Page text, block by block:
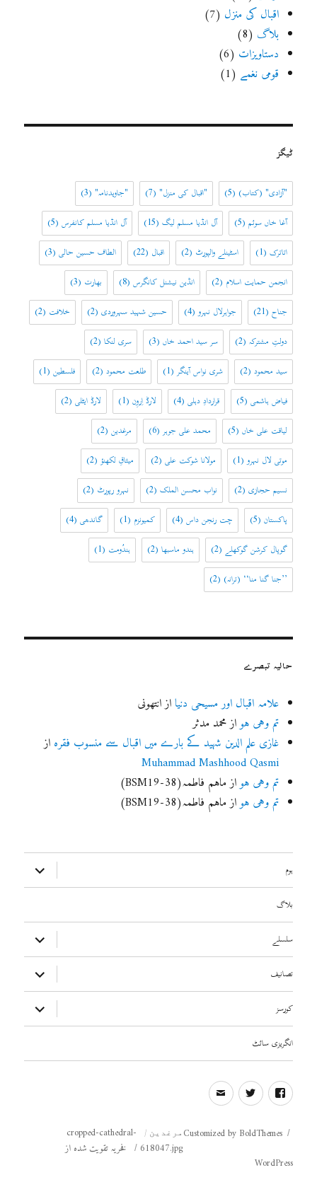
اقبال کی منزل (7)
بلاگ (8)
دستاویزات (6)
قومی نغمے (1)
ٹیگز
"آزادی" (کتاب)(5) "اقبال کی منزل" (7) "جاویدنامہ" (3)
آغا خاں سوئم(5) آل انڈیا مسلم لیگ(15) آل انڈیا مسلم کانفرس(5)
اتاترک(1) اسٹینلے والپورٹ (2) اقبال (22) الطاف حسین حالی(3)
انجمن حمایت اسلام (2) انڈین نیشنل کانگرس(8) بھارت (3)
جناح(21) جواہرلال نہرو(4) حسین شہید سہروردی(2) خلافت (2)
دولتِ مشترکہ(2) سر سید احمد خاں(3) سری لنکا(2)
سید محمود(2) شری نواس آینگر(1) طلعت محمود(2) فلسطین(1)
فیاض ہاشمی(5) قراردادِ دہلی(4) لارڈ اِروِن(1) لارڈ ایٹلی(2)
لیاقت علی خاں(5) محمد علی جوہر(6) مرغدین(2)
موتی لال نہرو(1) مولانا شوکت علی(2) میثاقِ لکھنؤ(2)
نسیم حجازی(2) نواب محسن الملک(2) نہرو رپورٹ (2)
پاکستان(5) چت رنجن داس(4) کمیونزم (1) گاندھی(4)
گوپال کرشن گوکھلے(2) ہندو ماسبھا(2) ہندُومت (1)
’’جنا گنا منا‘‘ (ترانہ)(2)
حالیہ تبصرے
علامہ اقبال اور مسیحی دنیاازانتھونی
تم وہی ہوازمحمد مدثر
غازی علم الدین شہید کے بارے میں اقبال سے منسوب فقرہ از
Muhammad Mashhood Qasmi
تم وہی ہوازماہم فاطمہ(BSM19-38)
تم وہی ہوازماہم فاطمہ(BSM19-38)
ہوم ذیلی
مینو
کھولیں
بلاگ
سلسلے
ذیلی
مینو
کھولیں
تصانیف
ذیلی
مینو
کھولیں
کورسز
ذیلی
مینو
کھولیں
انگریزی سائٹ
FB
Twitter
email
Customized by BoldThemes مرغدین
cropped-cathedral-
618047.jpg
فخریہ تقویت شدہ از
WordPress